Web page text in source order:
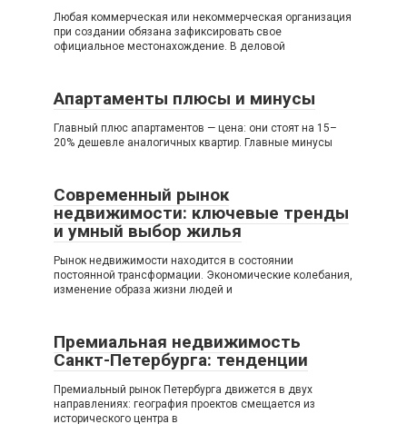
Любая коммерческая или некоммерческая организация
при создании обязана зафиксировать свое
официальное местонахождение. В деловой
Апартаменты плюсы и минусы
Главный плюс апартаментов — цена: они стоят на 15–
20% дешевле аналогичных квартир. Главные минусы
Современный рынок
недвижимости: ключевые тренды
и умный выбор жилья
Рынок недвижимости находится в состоянии
постоянной трансформации. Экономические колебания,
изменение образа жизни людей и
Премиальная недвижимость
Санкт-Петербурга: тенденции
Премиальный рынок Петербурга движется в двух
направлениях: география проектов смещается из
исторического центра в